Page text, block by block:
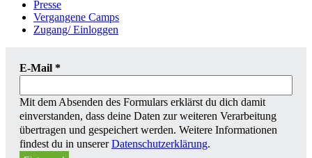
Presse
Vergangene Camps
Zugang/ Einloggen
E-Mail *
Mit dem Absenden des Formulars erklärst du dich damit
einverstanden, dass deine Daten zur weiteren Verarbeitung
übertragen und gespeichert werden. Weitere Informationen
findest du in unsererDatenschutzerklärung.